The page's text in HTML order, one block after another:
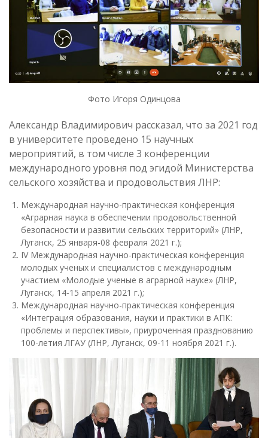
Фото Игоря Одинцова
Александр Владимирович рассказал, что за 2021 год
в университете проведено 15 научных
мероприятий, в том числе 3 конференции
международного уровня под эгидой Министерства
сельского хозяйства и продовольствия ЛНР:
Международная научно-практическая конференция
«Аграрная наука в обеспечении продовольственной
безопасности и развитии сельских территорий» (ЛНР,
Луганск, 25 января-08 февраля 2021 г.);
IV Международная научно-практическая конференция
молодых ученых и специалистов с международным
участием «Молодые ученые в аграрной науке» (ЛНР,
Луганск, 14-15 апреля 2021 г.);
Международная научно-практическая конференция
«Интеграция образования, науки и практики в АПК:
проблемы и перспективы», приуроченная празднованию
100-летия ЛГАУ (ЛНР, Луганск, 09-11 ноября 2021 г.).